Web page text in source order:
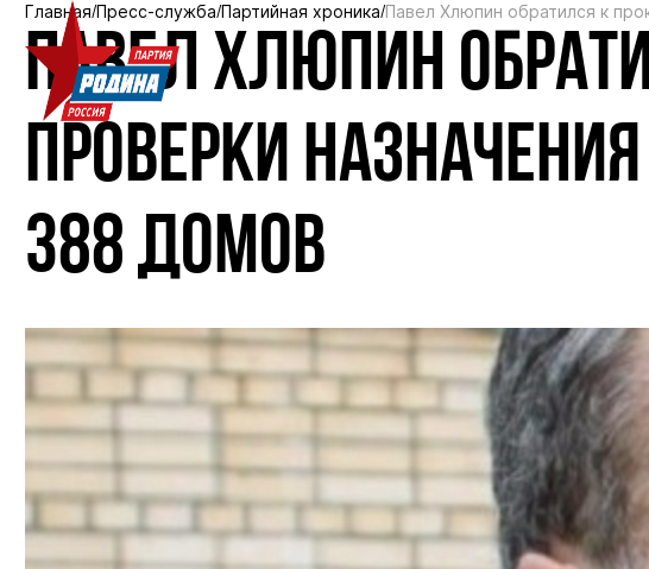
Главная Пресс-служба Партийная хроника Павел Хлюпин обратился к
ПАВЕЛ ХЛЮПИН
ПРОВЕРКИ
388 ДОМОВ